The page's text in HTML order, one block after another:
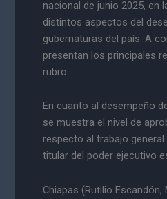
nacional de junio 2025, en
distintos aspectos del
gubernaturas del país. A
presentan los principales
rubro.
En cuanto al desempeño
se muestra el nivel de
respecto al trabajo
titular del poder ejecutivo
Chiapas (Rutilio Escandón,